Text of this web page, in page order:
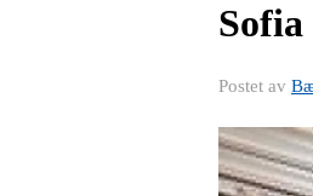
Postet av